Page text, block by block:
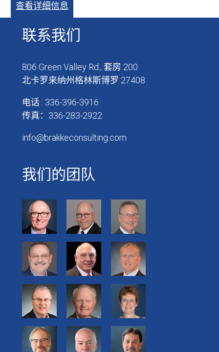
查看详细信息
联系我们
806 Green Valley Rd., 套房 200
北卡罗来纳州格林斯博罗 27408
电话 : 336-396-3916
传真：336-283-2922
info@brakkeconsulting.com
我们的团队